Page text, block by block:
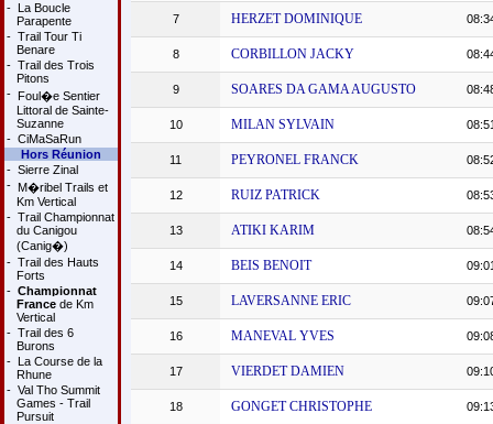
- La Boucle
Parapente
- Trail Tour Ti
Benare
- Trail des Trois
Pitons
- Foul�e Sentier
Littoral de Sainte-
Suzanne
- CiMaSaRun
Hors Réunion
- Sierre Zinal
- M�ribel Trails et
Km Vertical
- Trail Championnat
du Canigou
(Canig�)
- Trail des Hauts
Forts
- Championnat
Francede Km
Vertical
- Trail des 6
Burons
- La Course de la
Rhune
- Val Tho Summit
Games - Trail
Pursuit
7 HERZET DOMINIQUE
8 CORBILLON JACKY
9 SOARES DA GAMA AUGUSTO
10 MILAN SYLVAIN
11 PEYRONEL FRANCK
12 RUIZ PATRICK
13 ATIKI KARIM
14 BEIS BENOIT
15 LAVERSANNE ERIC
16 MANEVAL YVES
17 VIERDET DAMIEN
18 GONGET CHRISTOPHE